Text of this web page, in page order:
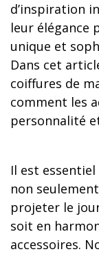
d’inspiration
leur élégance
unique et
Dans cet
coiffures de
comment les
personnalité
Il est
non
projeter le
soit en
accessoires.